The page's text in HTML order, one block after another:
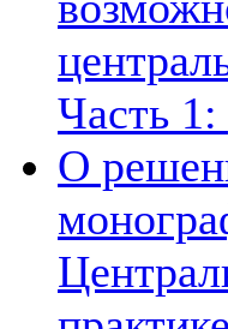
Часть 1:
О